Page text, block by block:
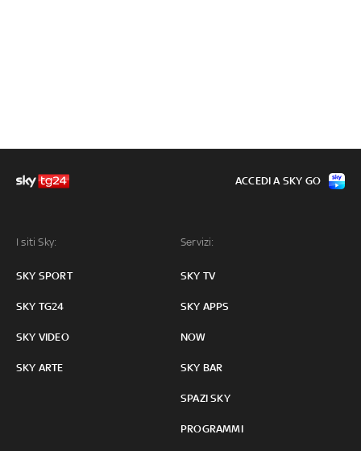
I siti Sky:
SKY SPORT
SKY TG24
SKY VIDEO
SKY ARTE
Servizi:
SKY TV
SKY APPS
NOW
SKY BAR
SPAZI SKY
PROGRAMMI
ACCEDI A SKY GO